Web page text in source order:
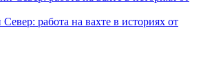
работа на вахте в историях от